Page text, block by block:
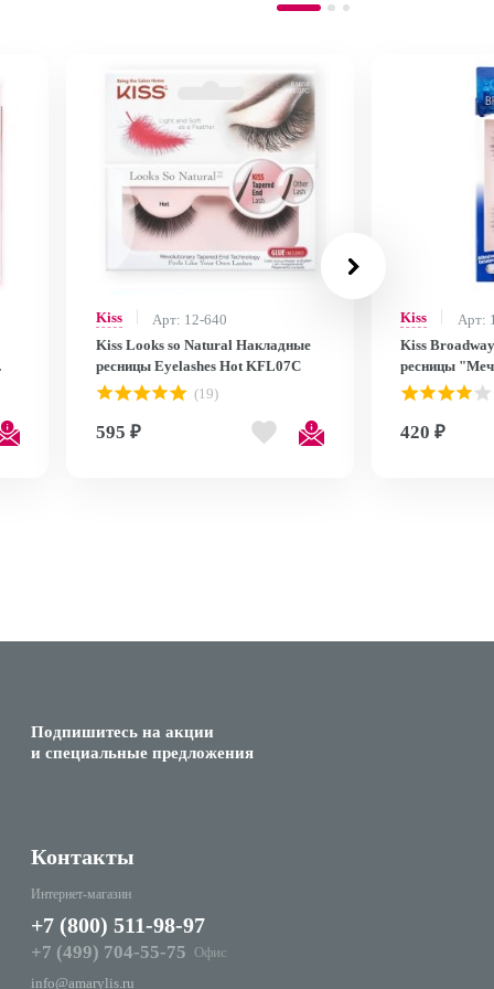
Kiss
Арт: 12-640
Kiss Looks so Natural Накладные
ресницы Eyelashes Hot KFL07C
(19)
595 ₽
Kiss
Арт:
Kiss
ресницы
Eyelashes
420 ₽
Подпишитесь на акции
и специальные предложения
Контакты
Интернет-магазин
+7 (800) 511-98-97
+7 (499) 704-55-75 Офис
info@amarylis.ru